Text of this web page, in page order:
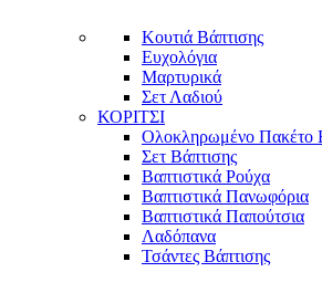
Κουτιά Βάπτισης
Ευχολόγια
Μαρτυρικά
Σετ Λαδιού
ΚΟΡΙΤΣΙ
Ολοκληρωμένο Πακέτο
Σετ Βάπτισης
Βαπτιστικά Ρούχα
Βαπτιστικά Πανωφόρια
Βαπτιστικά Παπούτσια
Λαδόπανα
Τσάντες Βάπτισης